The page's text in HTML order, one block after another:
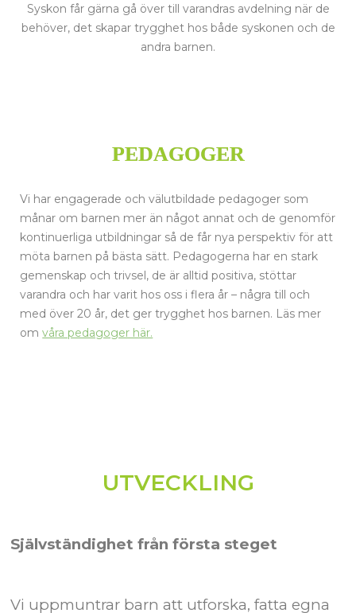
Syskon får gärna gå över till varandras avdelning när de
behöver, det skapar trygghet hos både syskonen och de
andra barnen.
PEDAGOGER
Vi har engagerade och välutbildade pedagoger som
månar om barnen mer än något annat och de genomför
kontinuerliga utbildningar så de får nya perspektiv för att
möta barnen på bästa sätt. Pedagogerna har en stark
gemenskap och trivsel, de är alltid positiva, stöttar
varandra och har varit hos oss i flera år – några till och
med över 20 år, det ger trygghet hos barnen. Läs mer
omvåra pedagoger här.
UTVECKLING
Självständighet från första steget
Vi uppmuntrar barn att utforska, fatta egna